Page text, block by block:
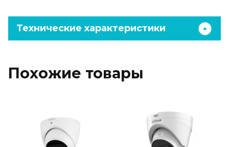
Технические характеристики
Похожие товары